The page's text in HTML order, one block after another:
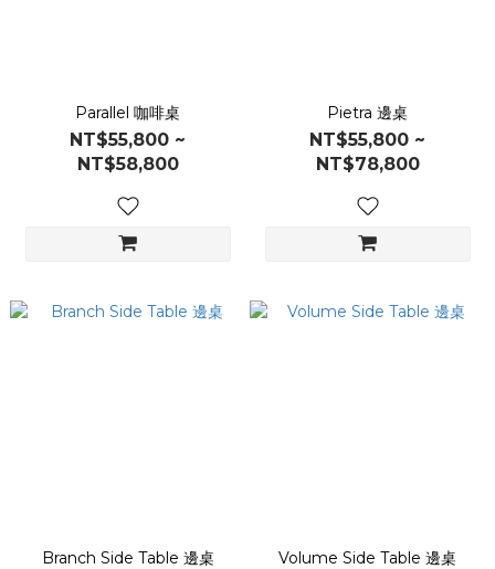
Parallel 咖啡桌
NT$55,800 ~
NT$58,800
Pietra 邊桌
NT$55,800 ~
NT$78,800
Branch Side Table 邊桌 Volume Side Table 邊桌